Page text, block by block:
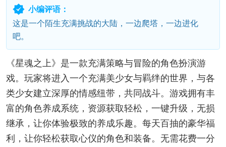
小编评语：
这是一个陌生充满挑战的大陆，一边爬塔，一边进化
吧。
《星魂之上》是一款充满策略与冒险的角色扮演游
戏。玩家将进入一个充满美少女与羁绊的世界，与各
类少女建立深厚的情感纽带，共同战斗。游戏拥有丰
富的角色养成系统，资源获取轻松，一键升级，无损
继承，让你体验极致的养成乐趣。每天百抽的豪华福
利，让你轻松获取心仪的角色和装备。无需花费一分